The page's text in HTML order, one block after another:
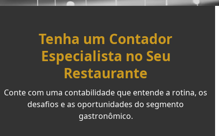
Tenha um Contador
Especialista no Seu
Restaurante
Conte com uma contabilidade que entende a rotina, os
desafios e as oportunidades do segmento
gastronômico.